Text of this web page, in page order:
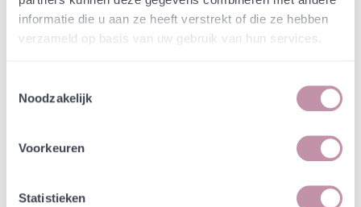
informatie die u aan ze heeft verstrekt of die ze hebben
verzameld op basis van uw gebruik van hun services.
Noodzakelijk
Voorkeuren
Statistieken
Waterzuring kan een grote plant worden van zo'n
door de grootte en het vlakke blad, en essentieel